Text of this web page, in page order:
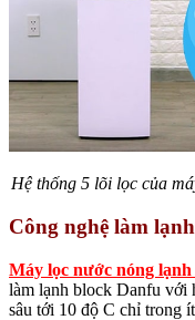
Hệ thống 5 lõi lọc của
Công nghệ làm
Máy lọc nước nóng
làm lạnh block Danfu với
sâu tới 10 độ C chỉ trong